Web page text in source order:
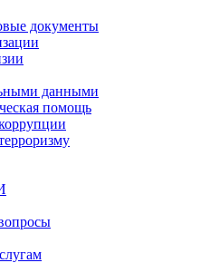
документы
данными
помощь